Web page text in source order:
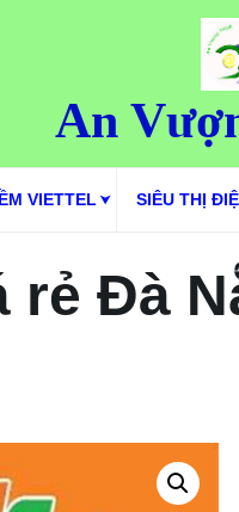
An
VIETTEL SIÊU THỊ
rẻ Đà